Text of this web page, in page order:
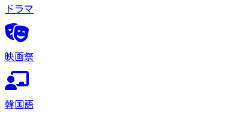
ドラマ
映画祭
韓国語